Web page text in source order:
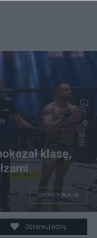
klasę,
SPORTY WALKI
Obserwuj notkę